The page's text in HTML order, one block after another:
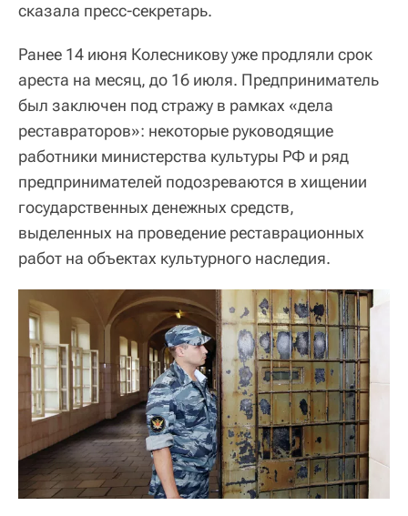
сказала пресс-секретарь.
Ранее 14 июня Колесникову уже продляли срок
ареста на месяц, до 16 июля. Предприниматель
был заключен под стражу в рамках «дела
реставраторов»: некоторые руководящие
работники министерства культуры РФ и ряд
предпринимателей подозреваются в хищении
государственных денежных средств,
выделенных на проведение реставрационных
работ на объектах культурного наследия.